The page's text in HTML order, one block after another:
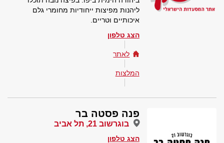
ליהנות מפיצות ייחודיות מחומרי גלם
איכותיים וטריים.
הצג טלפון
לאתר
המלצות
פנה פסטה בר
בוגרשוב 21, תל אביב
הצג טלפון